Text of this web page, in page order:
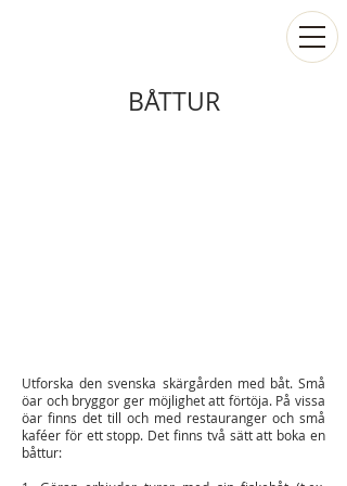
BÅTTUR
Utforska den svenska skärgården med båt. Små
öar och bryggor ger möjlighet att förtöja. På vissa
öar finns det till och med restauranger och små
kaféer för ett stopp. Det finns två sätt att boka en
båttur: